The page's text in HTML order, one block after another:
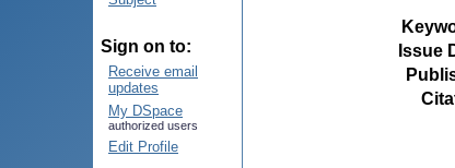
Sign on to:
Receive email
updates
My DSpace
authorized users
Edit Profile
Issue